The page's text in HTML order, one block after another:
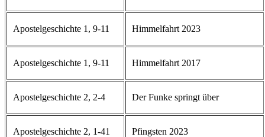
Apostelgeschichte 1, 9-11 Himmelfahrt 2023
Apostelgeschichte 1, 9-11 Himmelfahrt 2017
Apostelgeschichte 2, 2-4 Der Funke springt über
Apostelgeschichte 2, 1-41 Pfingsten 2023